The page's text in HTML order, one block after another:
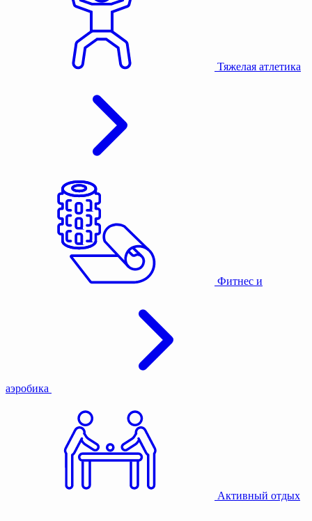
Тяжелая атлетика
Фитнес и
аэробика
Активный отдых